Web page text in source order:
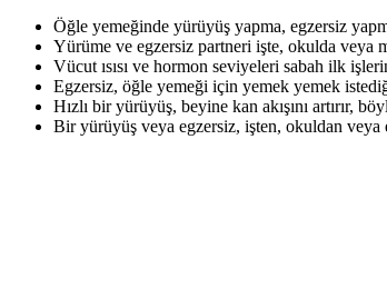
Öğle yemeğinde yürüyüş yapma, egzersiz
Yürüme ve egzersiz partneri işte, okulda veya
Vücut ısısı ve hormon seviyeleri sabah ilk
Egzersiz, öğle yemeği için yemek yemek
Hızlı bir yürüyüş, beyine kan akışını artırır,
Bir yürüyüş veya egzersiz, işten, okuldan veya